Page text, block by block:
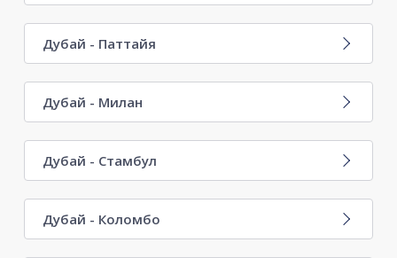
Дубай - Паттайя
Дубай - Милан
Дубай - Стамбул
Дубай - Коломбо